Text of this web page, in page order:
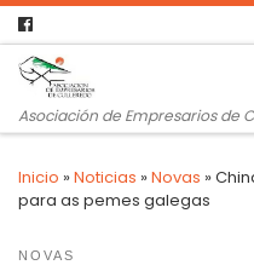
Asociación de Empresarios de
Inicio »Noticias »Novas »
para as pemes galegas
NOVAS